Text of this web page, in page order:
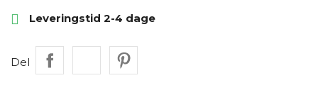
 Leveringstid 2-4 dage
Del